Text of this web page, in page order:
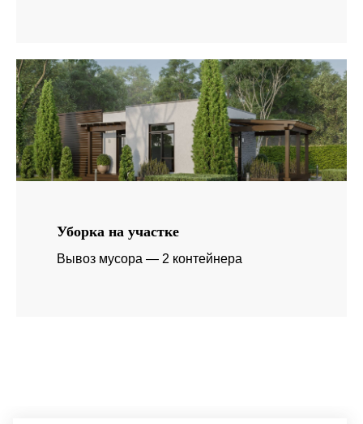
Уборка на участке
Вывоз мусора — 2 контейнера